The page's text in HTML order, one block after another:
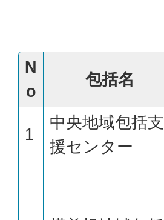
N
o
包括名
1
中央地域包括支
援センター